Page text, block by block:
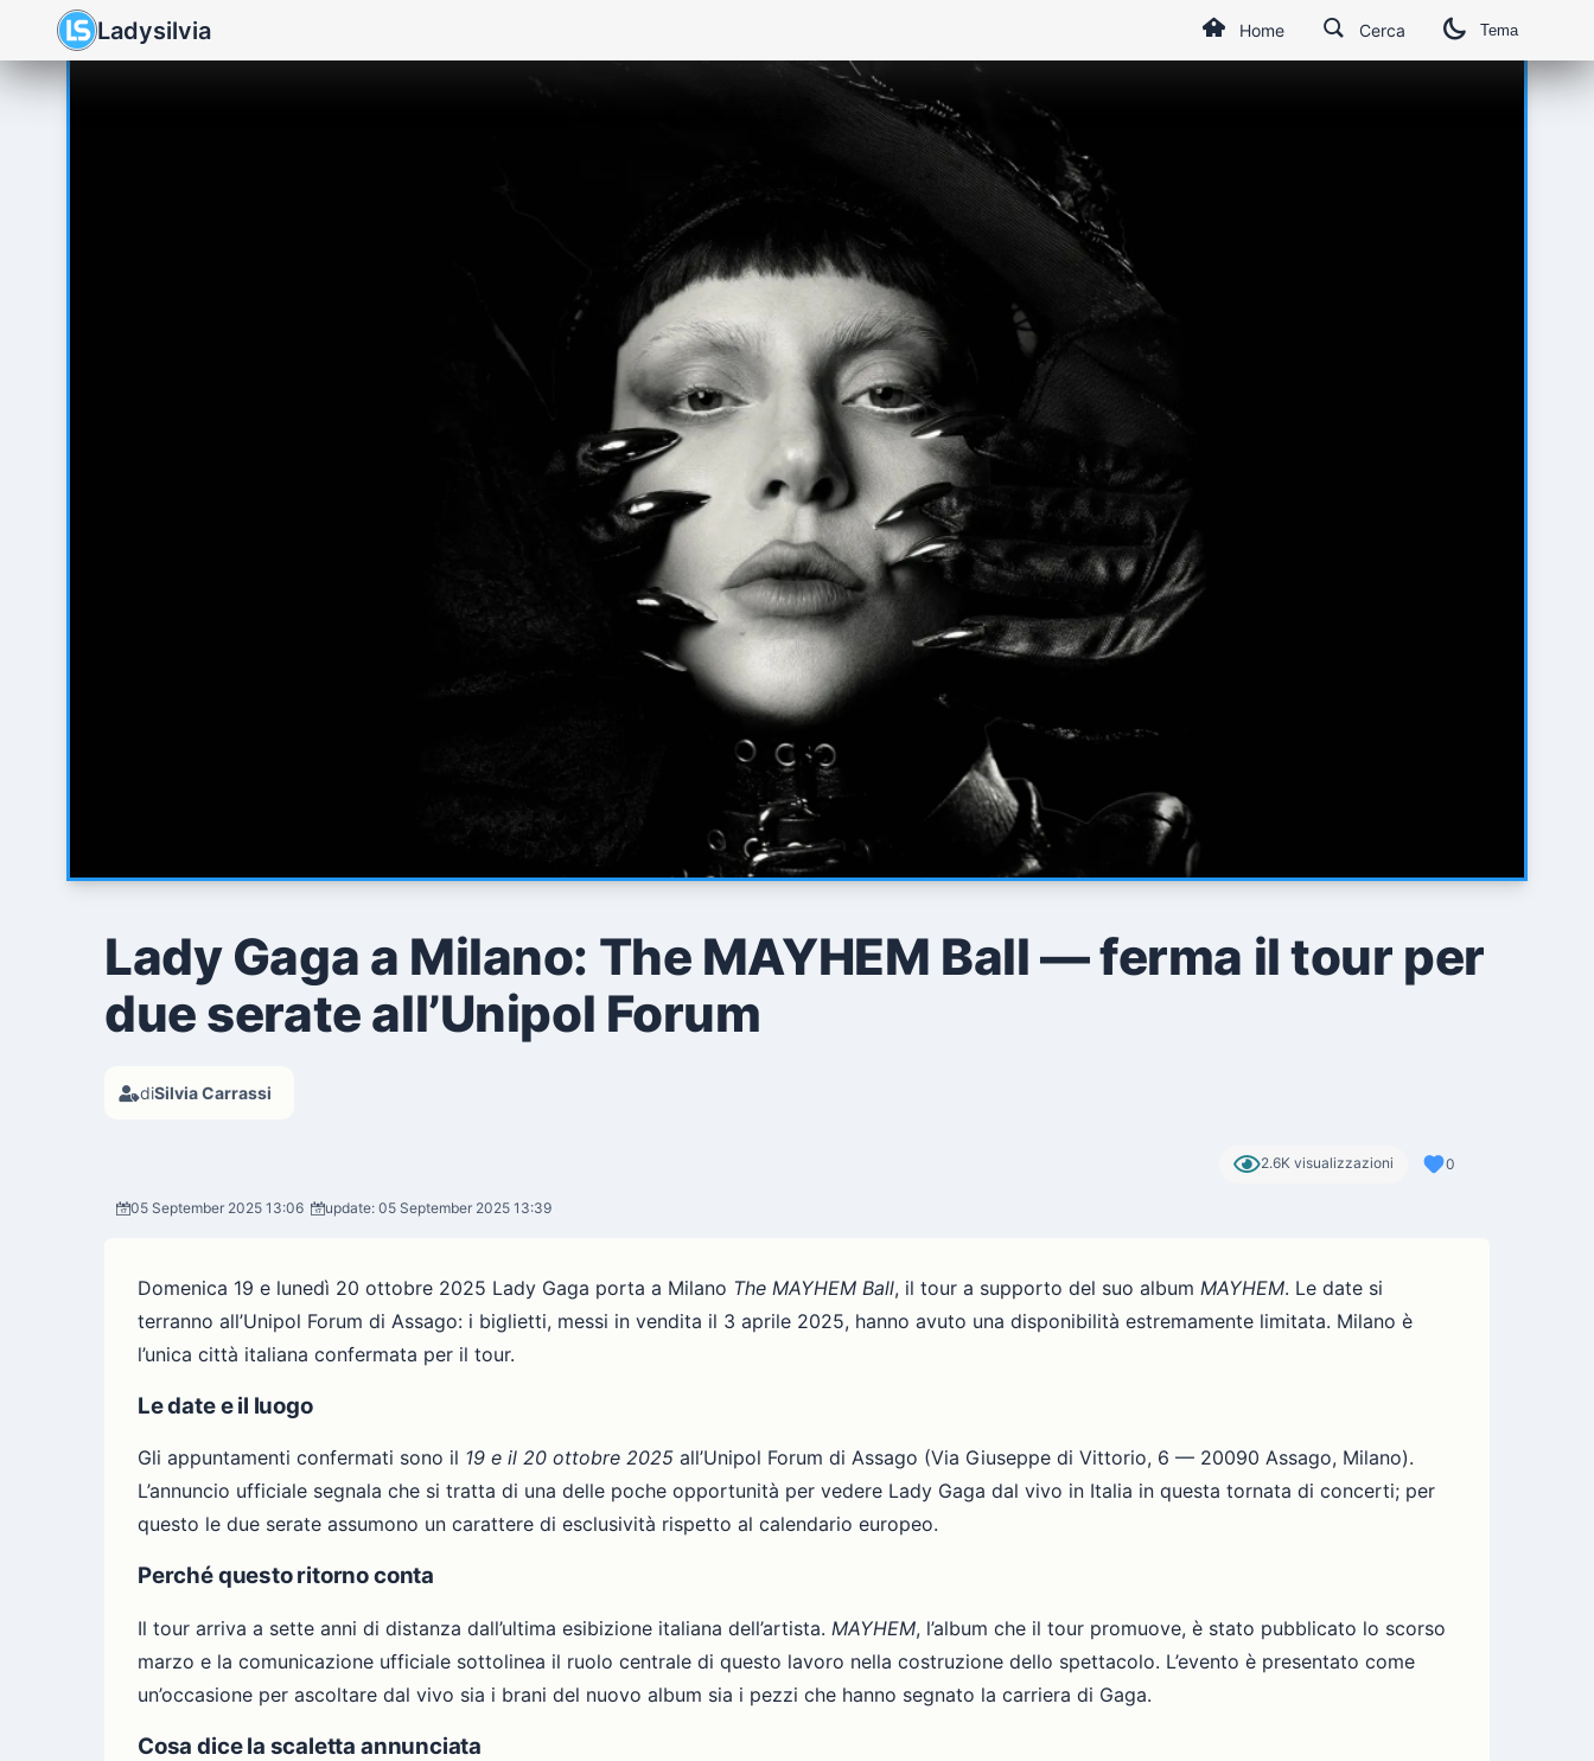
Ladysilvia Home Cerca Tema
Lady Gaga a Milano: The MAYHEM Ball — ferma il tour per
due serate all’Unipol Forum
diSilvia Carrassi
2.6K visualizzazioni 0
05 September 2025 13:06 update: 05 September 2025 13:39
Domenica 19 e lunedì 20 ottobre 2025 Lady Gaga porta a Milano The MAYHEM Ball, il tour a supporto del suo album MAYHEM. Le date si
terranno all’Unipol Forum di Assago: i biglietti, messi in vendita il 3 aprile 2025, hanno avuto una disponibilità estremamente limitata. Milano è
l’unica città italiana confermata per il tour.
Le date e il luogo
Gli appuntamenti confermati sono il 19 e il 20 ottobre 2025 all’Unipol Forum di Assago (Via Giuseppe di Vittorio, 6 — 20090 Assago, Milano).
L’annuncio ufficiale segnala che si tratta di una delle poche opportunità per vedere Lady Gaga dal vivo in Italia in questa tornata di concerti; per
questo le due serate assumono un carattere di esclusività rispetto al calendario europeo.
Perché questo ritorno conta
Il tour arriva a sette anni di distanza dall’ultima esibizione italiana dell’artista. MAYHEM, l’album che il tour promuove, è stato pubblicato lo scorso
marzo e la comunicazione ufficiale sottolinea il ruolo centrale di questo lavoro nella costruzione dello spettacolo. L’evento è presentato come
un’occasione per ascoltare dal vivo sia i brani del nuovo album sia i pezzi che hanno segnato la carriera di Gaga.
Cosa dice la scaletta annunciata